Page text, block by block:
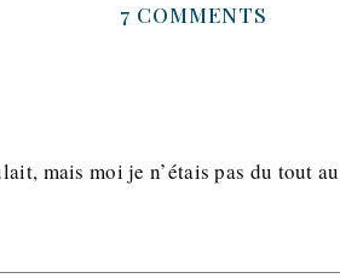
7 COMMENTS
mais moi je n’étais pas du tout